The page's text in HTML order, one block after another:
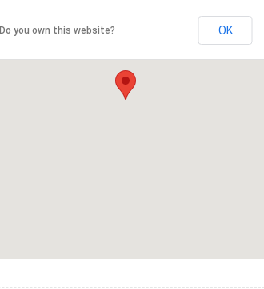
Do you own this website? OK